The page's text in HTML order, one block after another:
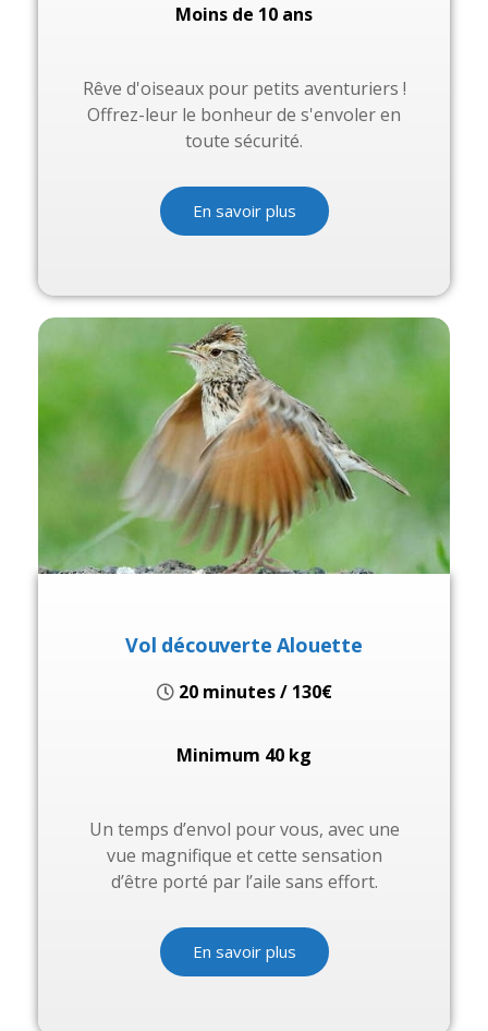
Moins de 10 ans
Rêve d'oiseaux pour petits aventuriers !
Offrez-leur le bonheur de s'envoler en
toute sécurité.
En savoir plus
Vol découverte Alouette
20 minutes / 130€
Minimum 40 kg
Un temps d’envol pour vous, avec une
vue magnifique et cette sensation
d’être porté par l’aile sans effort.
En savoir plus